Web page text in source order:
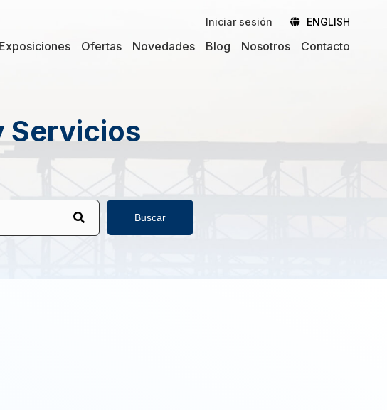
Iniciar sesión ENGLISH
Exposiciones Ofertas Novedades Blog Nosotros Contacto
Servicios
Buscar